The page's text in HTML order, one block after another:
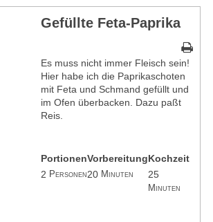
Gefüllte Feta-Paprika
Es muss nicht immer Fleisch sein!
Hier habe ich die Paprikaschoten
mit Feta und Schmand gefüllt und
im Ofen überbacken. Dazu paßt
Reis.
PortionenVorbereitung
2 Personen20 Minuten
Kochzeit
25
Minuten